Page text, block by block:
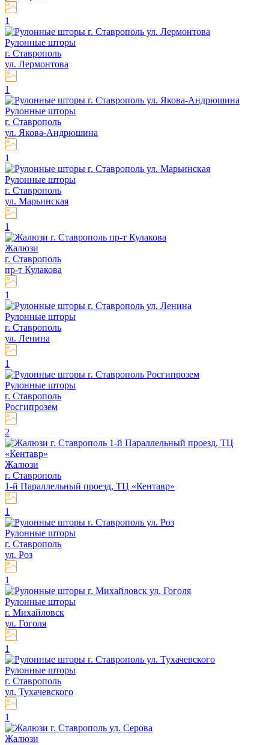
1
Рулонные шторы
г. Ставрополь
ул. Лермонтова
1
Рулонные шторы
г. Ставрополь
ул. Якова-Андрюшина
1
Рулонные шторы
г. Ставрополь
ул. Марьинская
1
Жалюзи
г. Ставрополь
пр-т Кулакова
1
Рулонные шторы
г. Ставрополь
ул. Ленина
1
Рулонные шторы
г. Ставрополь
Росгипрозем
2
Жалюзи
г. Ставрополь
1-й Параллельный проезд, ТЦ «Кентавр»
1
Рулонные шторы
г. Ставрополь
ул. Роз
1
Рулонные шторы
г. Михайловск
ул. Гоголя
1
Рулонные шторы
г. Ставрополь
ул. Тухачевского
1
Жалюзи